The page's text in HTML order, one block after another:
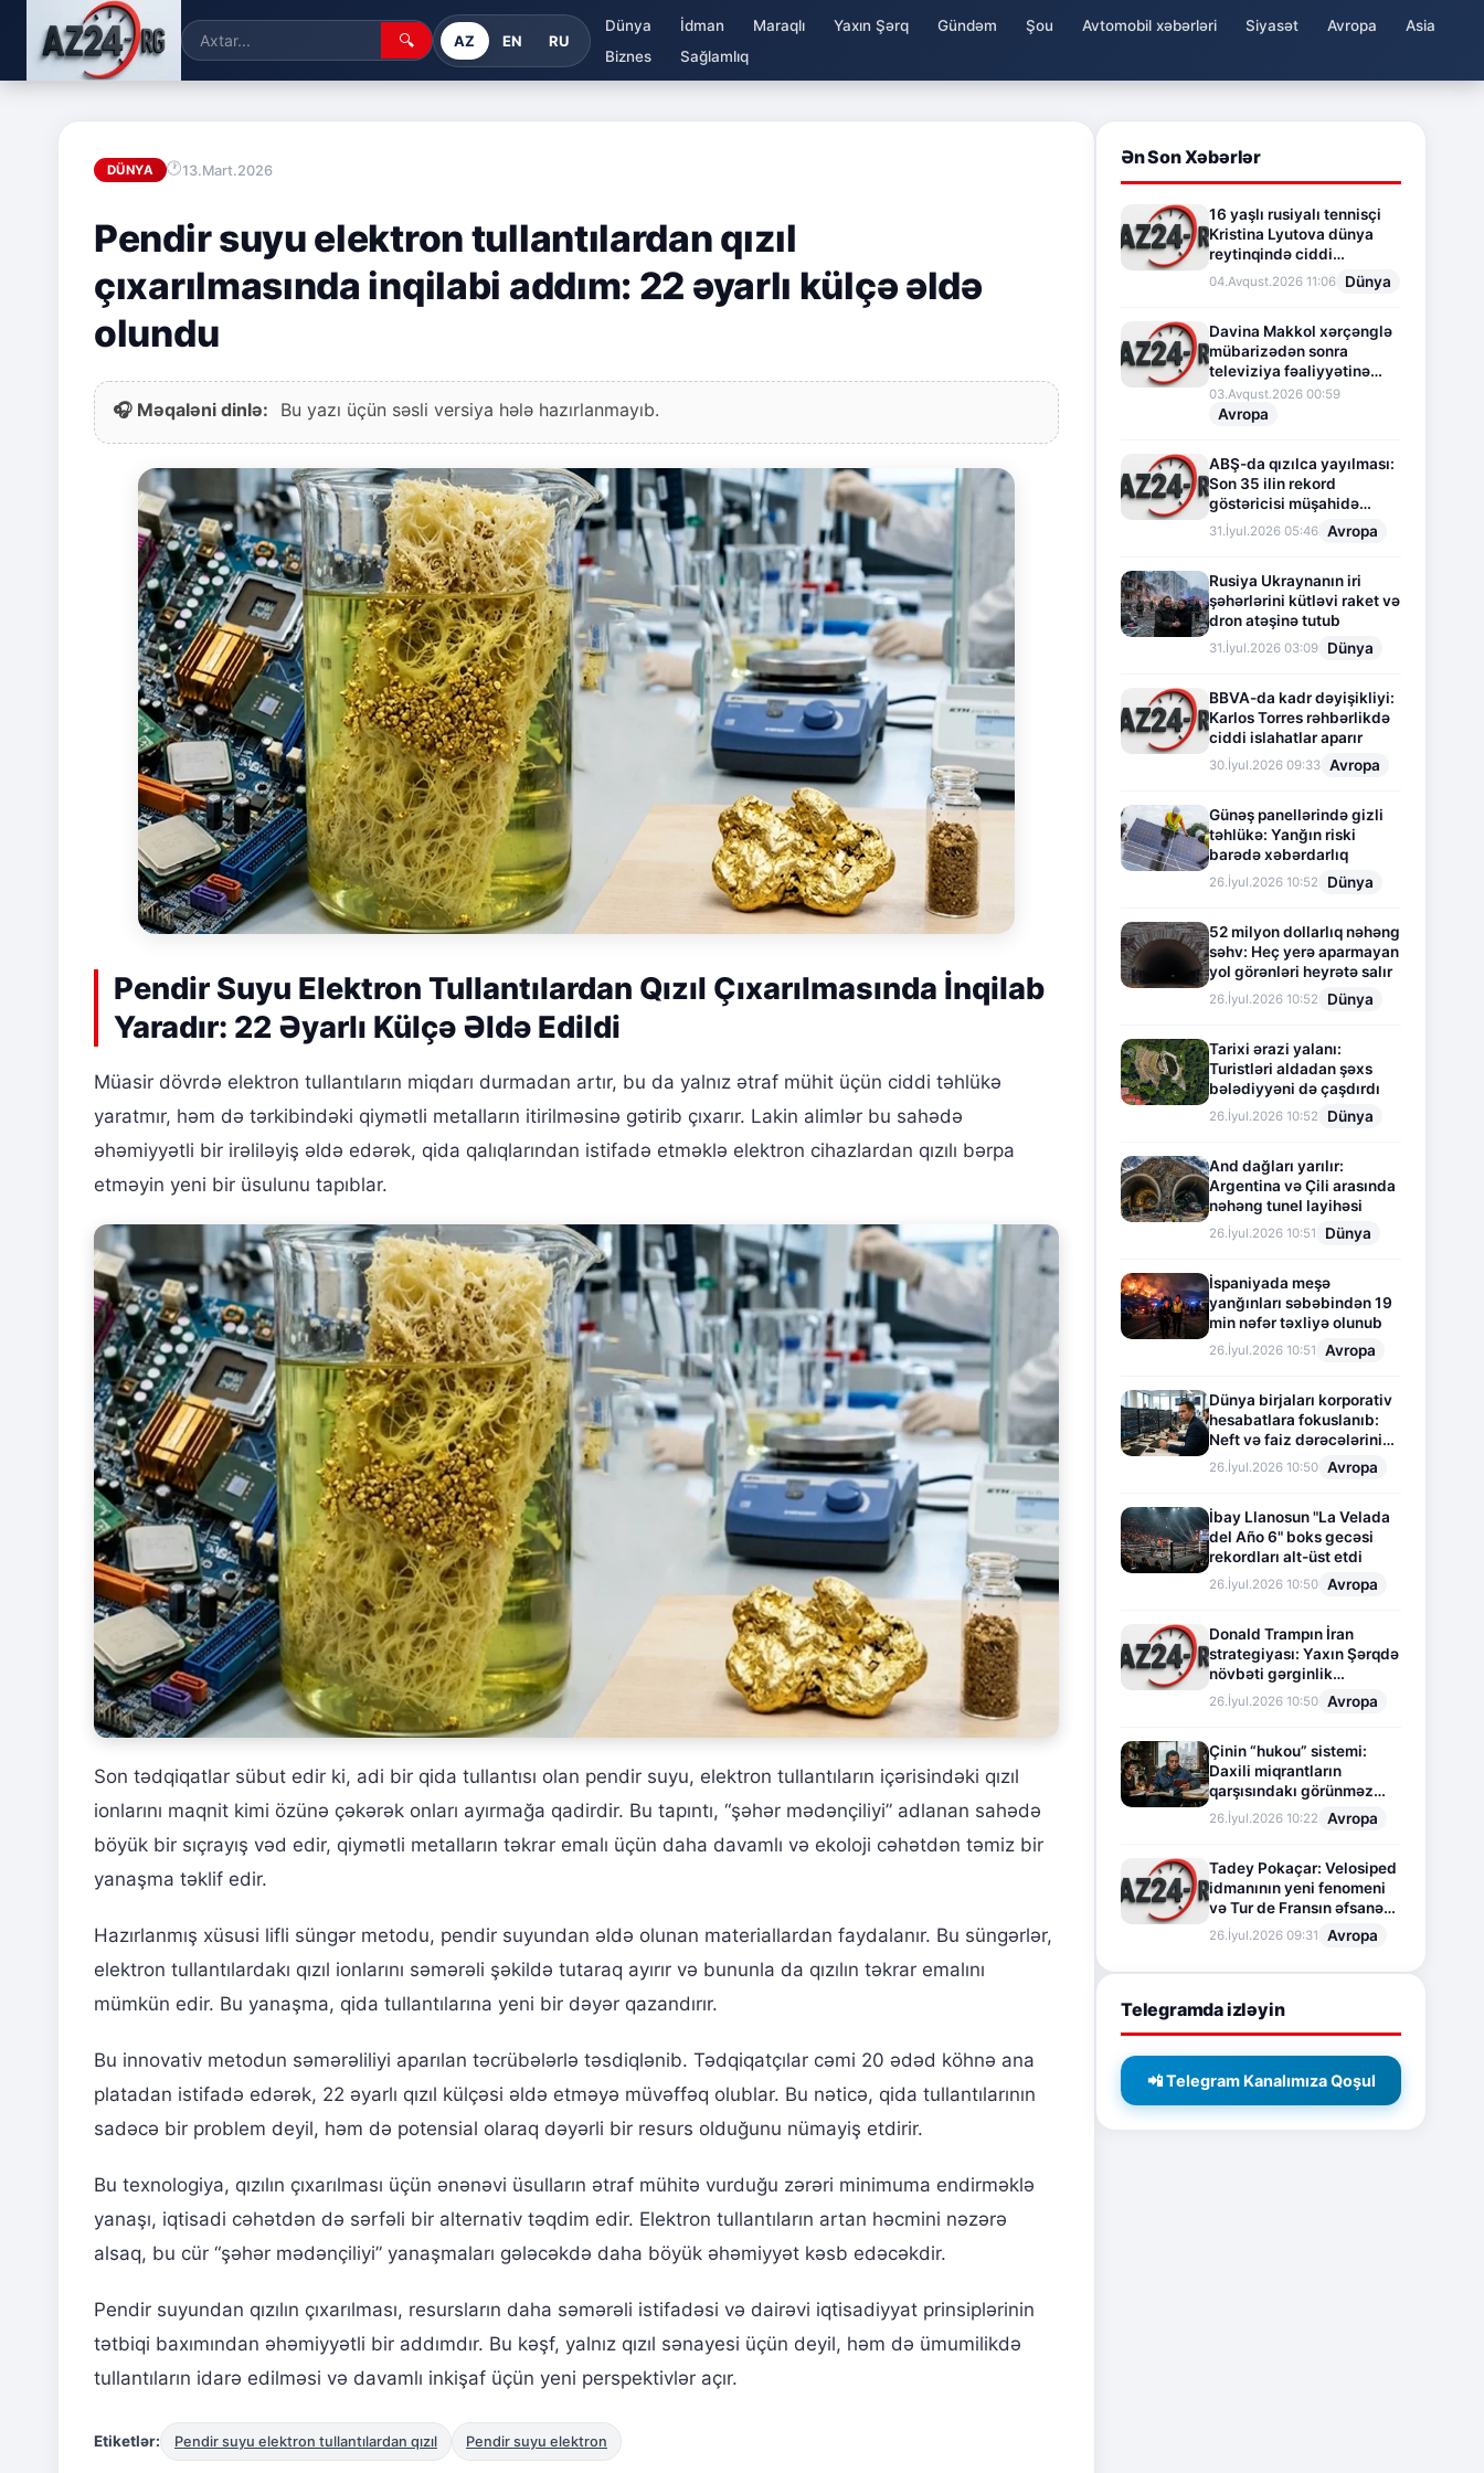
🔍 AZ EN RU
Dünya İdman Maraqlı Yaxın Şərq Gündəm Şou Avtomobil xəbərləri Siyasət Avropa
Asia
Biznes
Sağlamlıq
DÜNYA 13.Mart.2026
Pendir suyu elektron tullantılardan qızıl
çıxarılmasında inqilabi addım: 22 əyarlı külçə əldə
olundu
🎧 Məqaləni dinlə: Bu yazı üçün səsli versiya hələ hazırlanmayıb.
Pendir Suyu Elektron Tullantılardan Qızıl Çıxarılmasında İnqilab
Yaradır: 22 Əyarlı Külçə Əldə Edildi
Müasir dövrdə elektron tullantıların miqdarı durmadan artır, bu da yalnız ətraf mühit üçün ciddi təhlükə
yaratmır, həm də tərkibindəki qiymətli metalların itirilməsinə gətirib çıxarır. Lakin alimlər bu sahədə
əhəmiyyətli bir irəliləyiş əldə edərək, qida qalıqlarından istifadə etməklə elektron cihazlardan qızılı bərpa
etməyin yeni bir üsulunu tapıblar.
Son tədqiqatlar sübut edir ki, adi bir qida tullantısı olan pendir suyu, elektron tullantıların içərisindəki qızıl
ionlarını maqnit kimi özünə çəkərək onları ayırmağa qadirdir. Bu tapıntı, “şəhər mədənçiliyi” adlanan sahədə
böyük bir sıçrayış vəd edir, qiymətli metalların təkrar emalı üçün daha davamlı və ekoloji cəhətdən təmiz bir
yanaşma təklif edir.
Hazırlanmış xüsusi lifli süngər metodu, pendir suyundan əldə olunan materiallardan faydalanır. Bu süngərlər,
elektron tullantılardakı qızıl ionlarını səmərəli şəkildə tutaraq ayırır və bununla da qızılın təkrar emalını
mümkün edir. Bu yanaşma, qida tullantılarına yeni bir dəyər qazandırır.
Bu innovativ metodun səmərəliliyi aparılan təcrübələrlə təsdiqlənib. Tədqiqatçılar cəmi 20 ədəd köhnə ana
platadan istifadə edərək, 22 əyarlı qızıl külçəsi əldə etməyə müvəffəq olublar. Bu nəticə, qida tullantılarının
sadəcə bir problem deyil, həm də potensial olaraq dəyərli bir resurs olduğunu nümayiş etdirir.
Bu texnologiya, qızılın çıxarılması üçün ənənəvi üsulların ətraf mühitə vurduğu zərəri minimuma endirməklə
yanaşı, iqtisadi cəhətdən də sərfəli bir alternativ təqdim edir. Elektron tullantıların artan həcmini nəzərə
alsaq, bu cür “şəhər mədənçiliyi” yanaşmaları gələcəkdə daha böyük əhəmiyyət kəsb edəcəkdir.
Pendir suyundan qızılın çıxarılması, resursların daha səmərəli istifadəsi və dairəvi iqtisadiyyat prinsiplərinin
tətbiqi baxımından əhəmiyyətli bir addımdır. Bu kəşf, yalnız qızıl sənayesi üçün deyil, həm də ümumilikdə
tullantıların idarə edilməsi və davamlı inkişaf üçün yeni perspektivlər açır.
Etiketlər: Pendir suyu elektron tullantılardan qızıl Pendir suyu elektron
Ən Son Xəbərlər
16 yaşlı rusiyalı tennisçi
Kristina Lyutova dünya
reytinqində ciddi
irəliləyişə imza atdı
04.Avqust.2026 11:06 Dünya
Davina Makkol xərçənglə
mübarizədən sonra
televiziya fəaliyyətinə
fasilə verir
03.Avqust.2026 00:59
Avropa
ABŞ-da qızılca yayılması:
Son 35 ilin rekord
göstəricisi müşahidə
olunur
31.İyul.2026 05:46 Avropa
Rusiya Ukraynanın iri
şəhərlərini kütləvi raket və
dron atəşinə tutub
31.İyul.2026 03:09 Dünya
BBVA-da kadr dəyişikliyi:
Karlos Torres rəhbərlikdə
ciddi islahatlar aparır
30.İyul.2026 09:33 Avropa
Günəş panellərində gizli
təhlükə: Yanğın riski
barədə xəbərdarlıq
26.İyul.2026 10:52 Dünya
52 milyon dollarlıq nəhəng
səhv: Heç yerə aparmayan
yol görənləri heyrətə salır
26.İyul.2026 10:52 Dünya
Tarixi ərazi yalanı:
Turistləri aldadan şəxs
bələdiyyəni də çaşdırdı
26.İyul.2026 10:52 Dünya
And dağları yarılır:
Argentina və Çili arasında
nəhəng tunel layihəsi
26.İyul.2026 10:51 Dünya
İspaniyada meşə
yanğınları səbəbindən 19
min nəfər təxliyə olunub
26.İyul.2026 10:51 Avropa
Dünya birjaları korporativ
hesabatlara fokuslanıb:
Neft və faiz dərəcələrinin
təsiri altında cari vəziyyət
26.İyul.2026 10:50 Avropa
İbay Llanosun "La Velada
del Año 6" boks gecəsi
rekordları alt-üst etdi
26.İyul.2026 10:50 Avropa
Donald Trampın İran
strategiyası: Yaxın Şərqdə
növbəti gərginlik
mərhələsi
26.İyul.2026 10:50 Avropa
Çinin “hukou” sistemi:
Daxili miqrantların
qarşısındakı görünməz
sədd
26.İyul.2026 10:22 Avropa
Tadey Pokaçar: Velosiped
idmanının yeni fenomeni
və Tur de Fransın əfsanəvi
səhifəsi
26.İyul.2026 09:31 Avropa
Telegramda izləyin
📲 Telegram Kanalımıza Qoşul